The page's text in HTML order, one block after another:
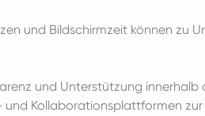
und Bildschirmzeit können zu
und Unterstützung innerhalb
Kollaborationsplattformen